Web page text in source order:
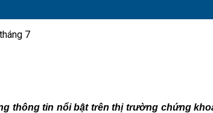
7
thông tin nổi bật trên thị trường chứng